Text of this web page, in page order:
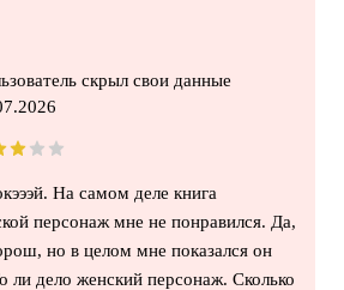
скрыл свои данные
На самом деле книга
персонаж мне не понравился. Да,
но в целом мне показался он
ли дело женский персонаж. Сколько